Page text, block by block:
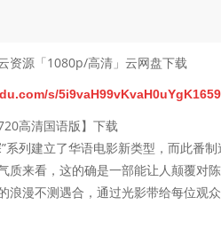
资源「1080p/高清」云网盘下载
s/
高清国语版】下载
系列建立了华语电影新类型，而此番
质来看，这的确是一部能让人颠覆对
漫不测遇合，通过光影带给每位观众